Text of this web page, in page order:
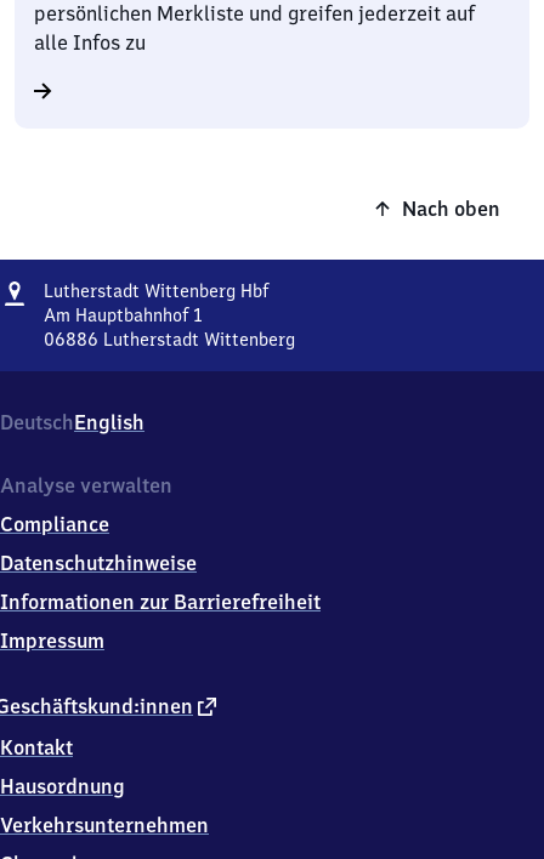
persönlichen Merkliste und greifen jederzeit auf
alle Infos zu
Nach oben
Adresse
Lutherstadt Wittenberg HbfLutherstadt
Hauptbahnhof
Am Hauptbahnhof 1
06886 Lutherstadt Wittenberg
Hauptbahnhof,
Am
1,
6
8
6
Lutherstadt
Wittenberg
DeutschEnglish
externer
Kontakt
Hausordnung
Verkehrsunternehmen
Analyse verwalten
Compliance
Datenschutzhinweise
Informationen zur Barrierefreiheit
Impressum